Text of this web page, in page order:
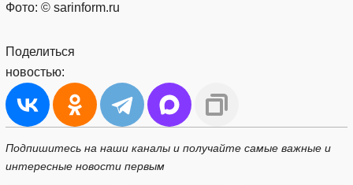
Фото: © sarinform.ru
Поделиться
новостью:
Подпишитесь на наши каналы и получайте самые важные и
интересные новости первым